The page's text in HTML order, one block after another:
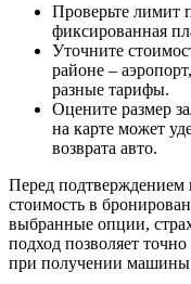
Проверьте лимит
фиксированная
Уточните
районе –
разные тарифы.
Оцените размер
на карте может
возврата авто.
Перед подтверждением
стоимость в
выбранные опции,
подход позволяет
при получении